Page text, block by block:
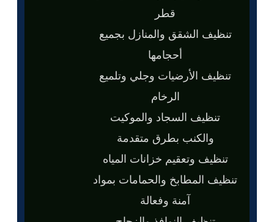
قطر
تنظيف الشقق والمنازل بجميع
أحجامها
تنظيف الأرضيات وجلي وتلميع
الرخام
تنظيف السجاد والموكيت
والكنب بطرق متقدمة
تنظيف وتعقيم خزانات المياه
تنظيف المطابخ والحمامات بمواد
آمنة وفعالة